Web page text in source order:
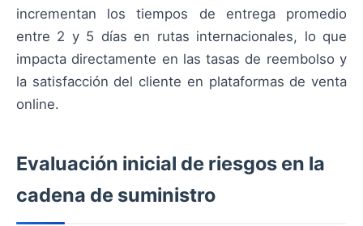
incrementan los tiempos de entrega promedio
entre 2 y 5 días en rutas internacionales, lo que
impacta directamente en las tasas de reembolso y
la satisfacción del cliente en plataformas de venta
online.
Evaluación inicial de riesgos en la
cadena de suministro